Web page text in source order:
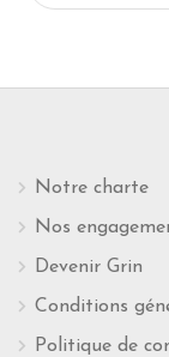
Notre charte
Nos
Devenir Grin
Conditions
Politique de